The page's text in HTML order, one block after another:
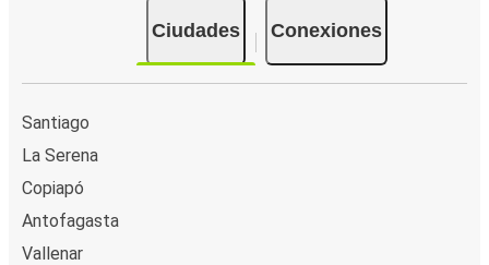
Ciudades Conexiones
Santiago
La Serena
Copiapó
Antofagasta
Vallenar